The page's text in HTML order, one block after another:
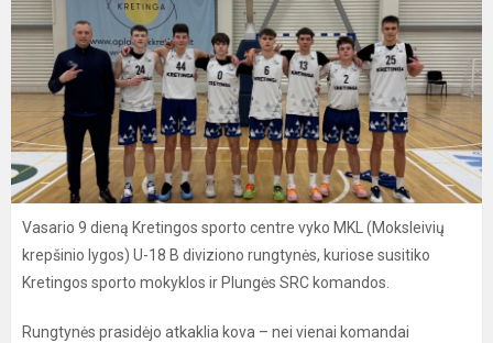
Vasario 9 dieną Kretingos sporto centre vyko MKL (Moksleivių
krepšinio lygos) U-18 B diviziono rungtynės, kuriose susitiko
Kretingos sporto mokyklos ir Plungės SRC komandos.
Rungtynės prasidėjo atkaklia kova – nei vienai komandai